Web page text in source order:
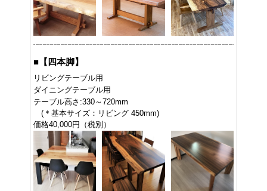
■ 【四本脚】
リビングテーブル用
ダイニングテーブル用
テーブル高さ:330～720mm
(＊基本サイズ：リビング 450mm)
価格40,000円（税別）